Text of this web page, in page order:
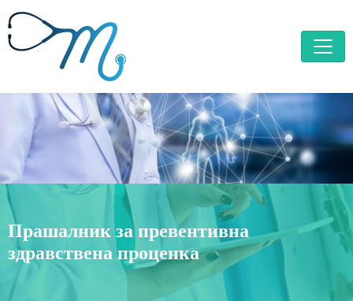
Прашалник за превентивна
здравствена проценка